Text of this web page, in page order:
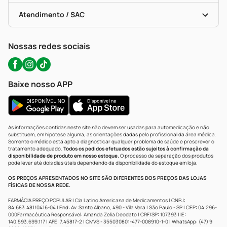
Bulas De A A Z
Políticas De Marketplace
Autoteste Covid-19
Certificado De Segurança
Portal Da Privacidade
Atendimento / SAC
WhatsApp (47) 9202-1687
Nossas redes sociais
Baixe nosso APP
As informações contidas neste site não devem ser usadas para automedicação e não
substituem, em hipótese alguma, as orientações dadas pelo profissional da área médica.
Somente o médico está apto a diagnosticar qualquer problema de saúde e prescrever o
tratamento adequado. Todos os pedidos efetuados estão sujeitos à confirmação da
disponibilidade de produto em nosso estoque.O processo de separação dos produtos
pode levar até dois dias úteis dependendo da disponibilidade do estoque em loja.
OS PREÇOS APRESENTADOS NO SITE SÃO DIFERENTES DOS PREÇOS DAS LOJAS
FÍSICAS DE NOSSA REDE.
FARMÁCIA PREÇO POPULAR | Cia Latino Americana de Medicamentos | CNPJ:
84.683.481/0416-04 | End: Av. Santo Albano, 490 - Vila Vera | São Paulo - SP | CEP: 04.296-
000Farmacêutica Responsável: Amanda Zelia Deodato | CRF/SP: 107393 | IE:
140.593.699.117 | AFE: 7.45817-2 | CMVS - 355030801-477-008910-1-0 | WhatsApp: (47) 9